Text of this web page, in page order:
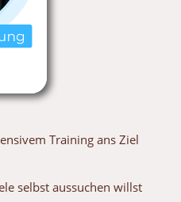
Training ans Ziel
selbst aussuchen willst